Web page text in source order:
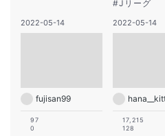
#Jリーグ
2022-05-14
fujisan99
97
0
2022-05-14
17,215
128